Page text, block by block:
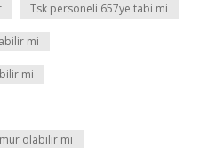
Tsk personeli 657ye tabi mi
mi
mi
olabilir mi